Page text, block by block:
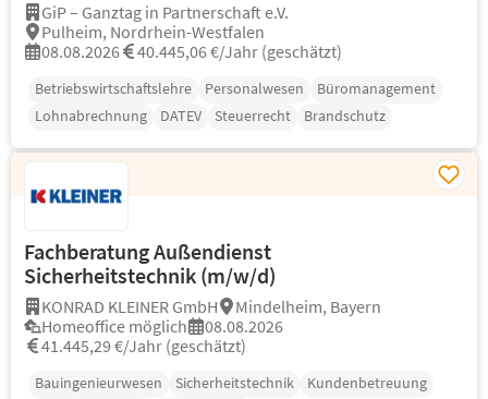
GiP – Ganztag in Partnerschaft e.V.
Pulheim, Nordrhein-Westfalen
08.08.2026
40.445,06 €/Jahr (geschätzt)
Betriebswirtschaftslehre Personalwesen
Büromanagement
Lohnabrechnung
DATEV Steuerrecht Brandschutz
Fachberatung Außendienst
Sicherheitstechnik (m/w/d)
KONRAD KLEINER GmbH
Mindelheim, Bayern
Homeoffice möglich
08.08.2026
41.445,29 €/Jahr (geschätzt)
Bauingenieurwesen Sicherheitstechnik
Kundenbetreuung